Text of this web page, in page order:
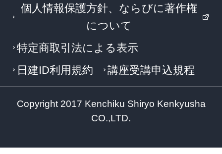
個人情報保護方針、ならびに著作権
について
特定商取引法による表示
日建ID利用規約
講座受講申込規程
Copyright 2017 Kenchiku Shiryo Kenkyusha
CO.,LTD.